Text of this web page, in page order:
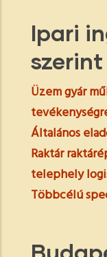
Ipari
szerint
Üzem gyár
Általános
Raktár
telephely
Többcélú